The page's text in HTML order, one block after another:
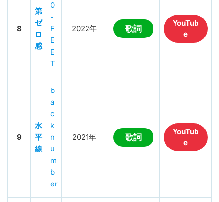
8
第
ゼ
ロ
感
0
-
F
E
E
T
2022年 歌詞
YouTub
e
9
水
平
線
b
a
c
k
n
u
m
b
er
2021年 歌詞
YouTub
e